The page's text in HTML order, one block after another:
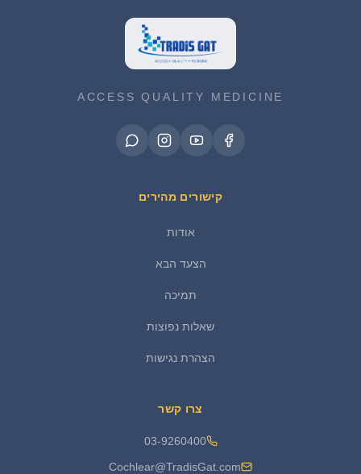
ACCESS QUALITY MEDICINE
קישורים מהירים
אודות
הצעד הבא
תמיכה
שאלות נפוצות
הצהרת נגישות
צרו קשר
03-9260400
Cochlear@TradisGat.com